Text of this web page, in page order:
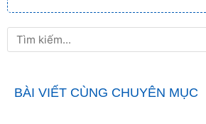
Tìm
kiếm
BÀI VIẾT CÙNG CHUYÊN MỤC